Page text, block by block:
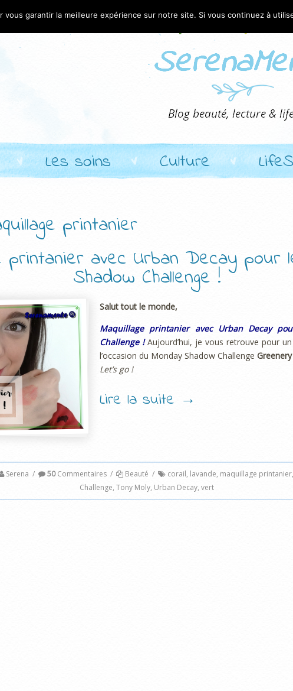
Les soins Culture
printanier
printanier avec Urban Decay pour
Shadow Challenge !
Salut tout le monde,
Maquillage printanier avec Urban Decay
Challenge !Aujourd’hui, je vous retrouve pour un
l’occasion du Monday Shadow Challenge Greenery
Let’s go !
Lire la suite →
Serena / 50Commentaires / Beauté / corail, lavande, maquillage printanier,
Challenge, Tony Moly, Urban Decay, vert
vous garantir la meilleure expérience sur notre site. Si vous continuez à